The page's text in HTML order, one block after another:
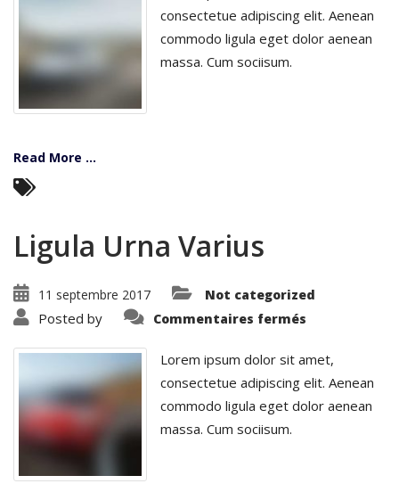
consectetue adipiscing elit. Aenean
commodo ligula eget dolor aenean
massa. Cum sociisum.
Read More ...
Ligula Urna Varius
11 septembre 2017 Not categorized
Posted by Commentaires fermés
Lorem ipsum dolor sit amet,
consectetue adipiscing elit. Aenean
commodo ligula eget dolor aenean
massa. Cum sociisum.